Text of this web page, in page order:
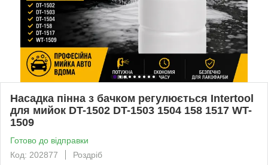
Насадка пінна з бачком регулюється Intertool
для мийок DT-1502 DT-1503 1504 158 1517 WT-
1509
Готово до відправки
Код: 202877
Роздріб